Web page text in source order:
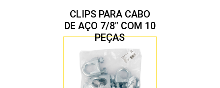
CLIPS PARA CABO
DE AÇO 7/8″ COM 10
PEÇAS